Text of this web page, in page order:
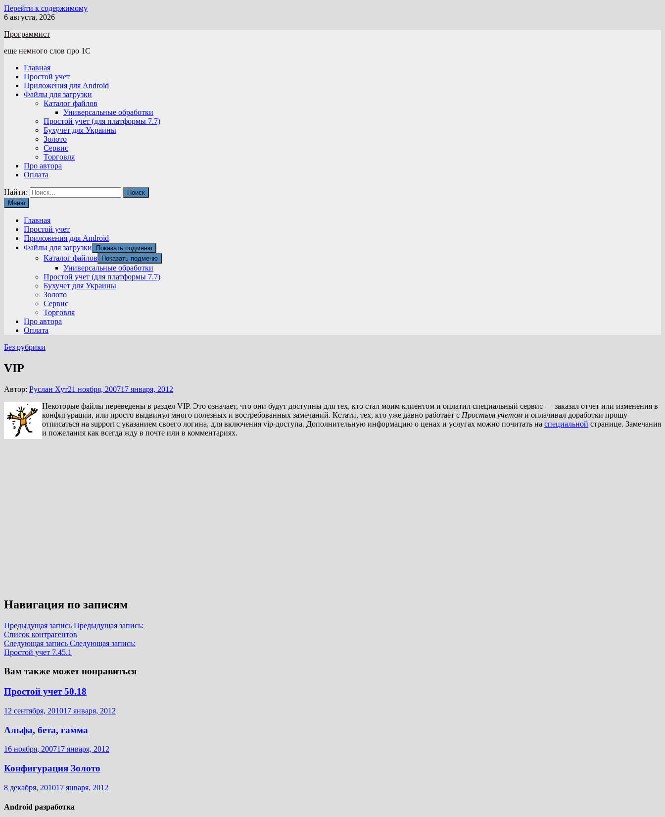
Перейти к содержимому
6 августа, 2026
Программист
еще немного слов про 1С
Главная
Простой учет
Приложения для Android
Файлы для загрузки
Каталог файлов
Универсальные обработки
Простой учет (для платформы 7.7)
Бухучет для Украины
Золото
Сервис
Торговля
Про автора
Оплата
Найти:
Меню
Главная
Простой учет
Приложения для Android
Файлы для загрузки
Показать подменю
Каталог файлов Показать подменю
Универсальные обработки
Простой учет (для платформы 7.7)
Бухучет для Украины
Золото
Сервис
Торговля
Про автора
Оплата
Без рубрики
VIP
Автор: Руслан Хут21 ноября, 200717 января, 2012
Некоторые файлы переведены в раздел VIP. Это означает, что они будут доступны для тех, кто стал моим клиентом и оплатил специальный сервис — заказал отчет или изменения в
конфигурации, или просто выдвинул много полезных и востребованных замечаний. Кстати, тех, кто уже давно работает с Простым учетом и оплачивал доработки прошу
отписаться на support с указанием своего логина, для включения vip-доступа. Дополнительную информацию о ценах и услугах можно почитать на специальной странице. Замечания
и пожелания как всегда жду в почте или в комментариях.
Навигация по записям
Предыдущая запись Предыдущая запись:
Список контрагентов
Следующая запись Следующая запись:
Простой учет 7.45.1
Вам также может понравиться
Простой учет 50.18
12 сентября, 201017 января, 2012
Альфа, бета, гамма
16 ноября, 200717 января, 2012
Конфигурация Золото
8 декабря, 201017 января, 2012
Android разработка